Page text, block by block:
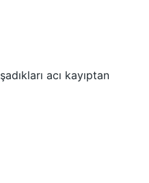
acı kayıptan